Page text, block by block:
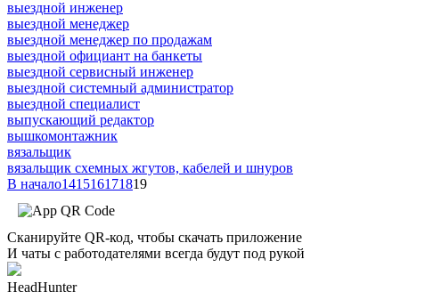
выездной инженер
выездной менеджер
выездной менеджер по продажам
выездной официант на банкеты
выездной сервисный инженер
выездной системный администратор
выездной специалист
выпускающий редактор
вышкомонтажник
вязальщик
вязальщик схемных жгутов, кабелей и шнуров
В начало141516171819
Сканируйте QR-код, чтобы скачать приложение
И чаты с работодателями всегда будут под рукой
HeadHunter